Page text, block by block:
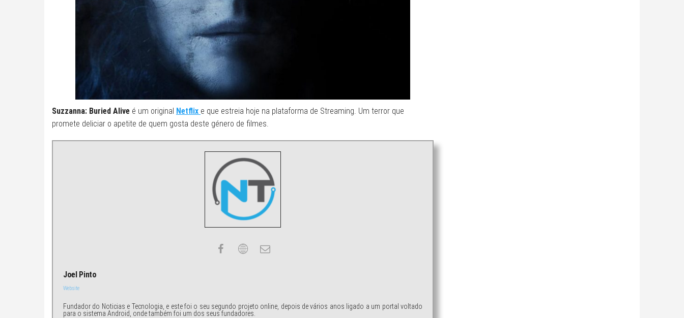
Suzzanna: Buried Alive é um original Netflix e que estreia hoje na plataforma de Streaming. Um terror que
promete deliciar o apetite de quem gosta deste género de filmes.
Joel Pinto
Website
Fundador do Noticias e Tecnologia, e este foi o seu segundo projeto online, depois de vários anos ligado a um portal voltado
para o sistema Android, onde também foi um dos seus fundadores.